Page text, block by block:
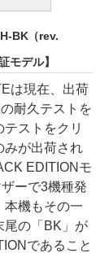
BK（rev.
モデル】
は現在、出荷
耐久テストを
ストをクリ
みが出荷され
EDITIONモ
ーで3機種発
本機もその一
尾の「BK」が
であること